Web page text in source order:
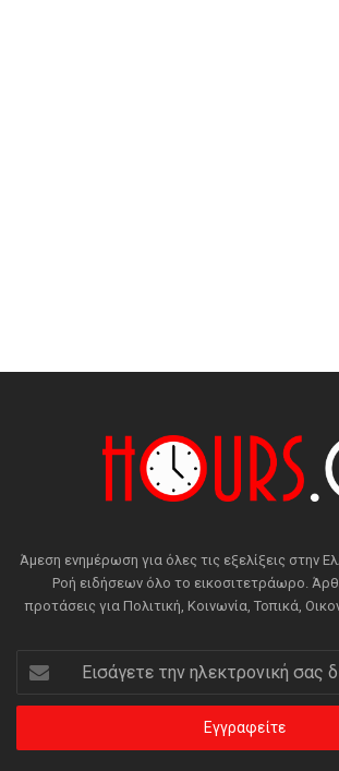
Άμεση ενημέρωση για όλες τις εξελίξεις στην
Ροή ειδήσεων όλο το εικοσιτετράωρο.
προτάσεις για Πολιτική, Κοινωνία, Τοπικά,
Εισάγετε
την
ηλεκτρονική
διεύθυνση